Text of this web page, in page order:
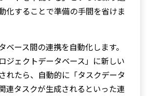
化することで準備の手間を省けま
ベース間の連携を自動化します。
ジェクトデータベース」に新しい
れたら、自動的に「タスクデータ
連タスクが生成されるといった連